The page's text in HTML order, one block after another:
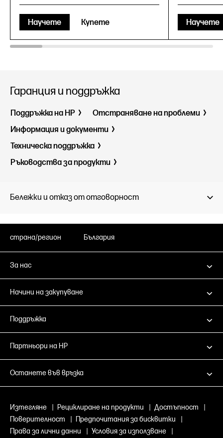
Научете Купете Научете
Гаранция и поддръжка
Поддръжка на HP
Отстраняване на проблеми
Информация и документи
Техническа поддръжка
Ръководства за продукти
Бележки и отказ от отговорност
страна/регион България
За нас
Начини на закупуване
Поддръжка
Партньори на HP
Останете във връзка
Изтегляне Рециклиране на продукти Достъпност
Поверителност
Предпочитания за бисквитки
Права за лични данни
Условия за използване